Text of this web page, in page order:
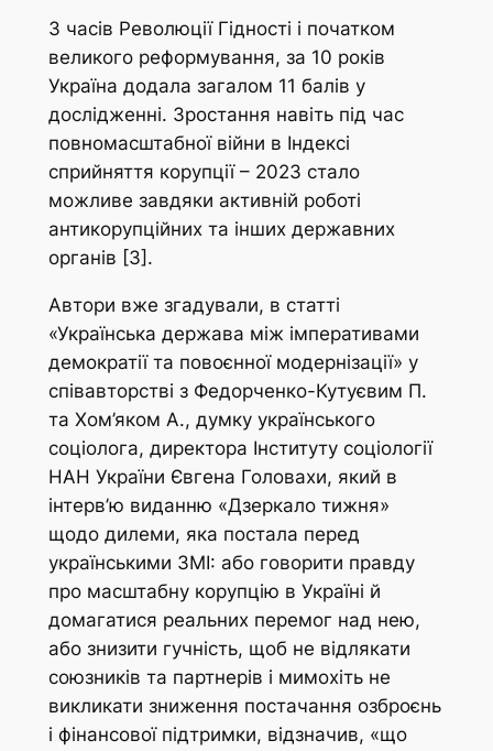
З часів Революції Гідності і початком
великого реформування, за 10 років
Україна додала загалом 11 балів у
дослідженні. Зростання навіть під час
повномасштабної війни в Індексі
сприйняття корупції – 2023 стало
можливе завдяки активній роботі
антикорупційних та інших державних
органів [3].
Автори вже згадували, в статті
«Українська держава між імперативами
демократії та повоєнної модернізації» у
співавторстві з Федорченко-Кутуєвим П.
та Хом’яком А., думку українського
соціолога, директора Інституту соціології
НАН України Євгена Головахи, який в
інтерв’ю виданню «Дзеркало тижня»
щодо дилеми, яка постала перед
українськими ЗМІ: або говорити правду
про масштабну корупцію в Україні й
домагатися реальних перемог над нею,
або знизити гучність, щоб не відлякати
союзників та партнерів і мимохіть не
викликати зниження постачання озброєнь
і фінансової підтримки, відзначив, «що